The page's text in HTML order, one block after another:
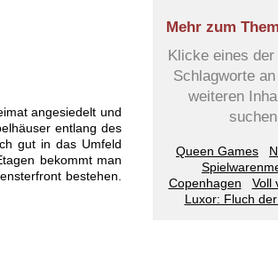
Mehr zum
Klicke eines der
Schlagworte
weiteren
Queen Games
Copenhagen
Voll
Luxor: Fluch
angesiedelt und
entlang des
gut in das Umfeld
bekommt man
bestehen.